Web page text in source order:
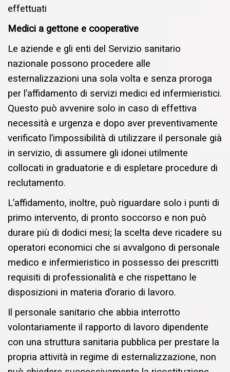
effettuati
Medici a gettone e cooperative
Le aziende e gli enti del Servizio sanitario
nazionale possono procedere alle
esternalizzazioni una sola volta e senza proroga
per l’affidamento di servizi medici ed infermieristici.
Questo può avvenire solo in caso di effettiva
necessità e urgenza e dopo aver preventivamente
verificato l’impossibilità di utilizzare il personale già
in servizio, di assumere gli idonei utilmente
collocati in graduatorie e di espletare procedure di
reclutamento.
L’affidamento, inoltre, può riguardare solo i punti di
primo intervento, di pronto soccorso e non può
durare più di dodici mesi; la scelta deve ricadere su
operatori economici che si avvalgono di personale
medico e infermieristico in possesso dei prescritti
requisiti di professionalità e che rispettano le
disposizioni in materia d’orario di lavoro.
Il personale sanitario che abbia interrotto
volontariamente il rapporto di lavoro dipendente
con una struttura sanitaria pubblica per prestare la
propria attività in regime di esternalizzazione, non